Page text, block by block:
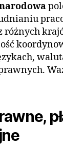
różnych